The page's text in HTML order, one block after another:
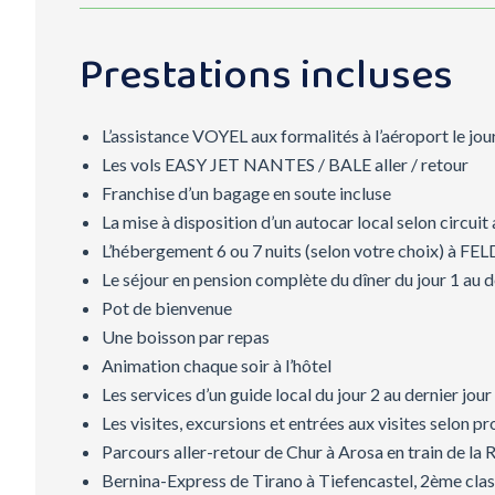
Prestations incluses
L’assistance VOYEL aux formalités à l’aéroport le
Les vols EASY JET NANTES / BALE aller / retour
Franchise d’un bagage en soute incluse
La mise à disposition d’un autocar local selon
L’hébergement 6 ou 7 nuits (selon votre choix) à
Le séjour en pension complète du dîner du jour 1 au
Pot de bienvenue
Une boisson par repas
Animation chaque soir à l’hôtel
Les services d’un guide local du jour 2 au dernier jour
Les visites, excursions et entrées aux visites selon
Parcours aller-retour de Chur à Arosa en train de la
Bernina-Express de Tirano à Tiefencastel, 2ème